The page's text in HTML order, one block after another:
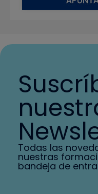
Todas las
nuestras
bandeja de